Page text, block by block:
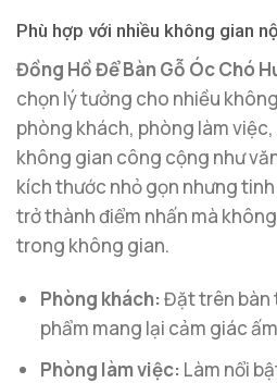
Phù hợp với nhiều không gian
Đồng Hồ Để Bàn Gỗ Óc Chó
chọn lý tưởng cho nhiều
phòng khách, phòng làm
không gian công cộng như
kích thước nhỏ gọn nhưng
trở thành điểm nhấn mà
trong không gian.
Phòng khách:Đặt trên bàn
phẩm mang lại cảm giác
Phòng làm việc: Làm nổi